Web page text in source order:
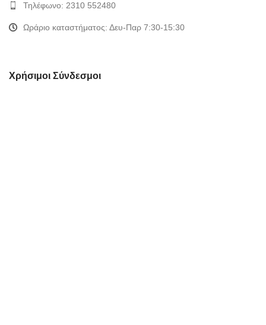
Τηλέφωνο: 2310 552480
Ωράριο καταστήματος: Δευ-Παρ 7:30-15:30
Χρήσιμοι Σύνδεσμοι